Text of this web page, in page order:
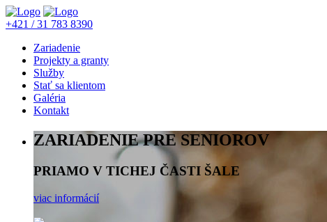
+421 / 31 783 8390
Zariadenie
Projekty a granty
Služby
Stať sa klientom
Galéria
Kontakt
ZARIADENIE PRE SENIOROV
PRIAMO V TICHEJ ČASTI ŠALE
viac informácií